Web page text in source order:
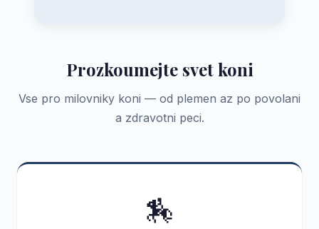
Prozkoumejte svet koni
Vse pro milovniky koni — od plemen az po povolani
a zdravotni peci.
🏇